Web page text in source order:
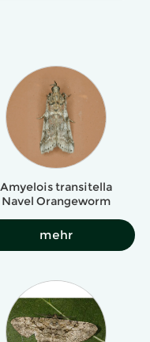
Amyelois transitella
Navel Orangeworm
mehr